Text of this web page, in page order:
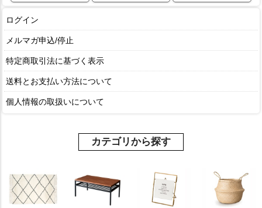
ログイン
メルマガ申込/停止
特定商取引法に基づく表示
送料とお支払い方法について
個人情報の取扱いについて
カテゴリから探す